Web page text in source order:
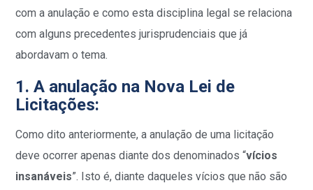
com a anulação e como esta disciplina legal se relaciona
com alguns precedentes jurisprudenciais que já
abordavam o tema.
1. A anulação na Nova Lei de
Licitações:
Como dito anteriormente, a anulação de uma licitação
deve ocorrer apenas diante dos denominados “vícios
insanáveis”. Isto é, diante daqueles vícios que não são